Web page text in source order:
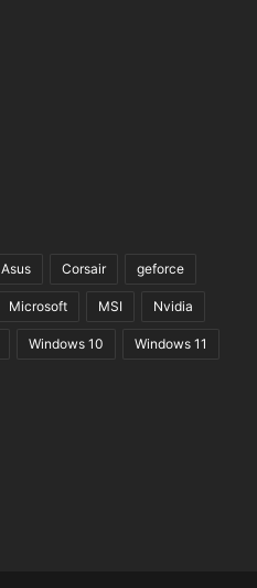
Asus Corsair geforce
Microsoft MSI Nvidia
Windows 10 Windows 11